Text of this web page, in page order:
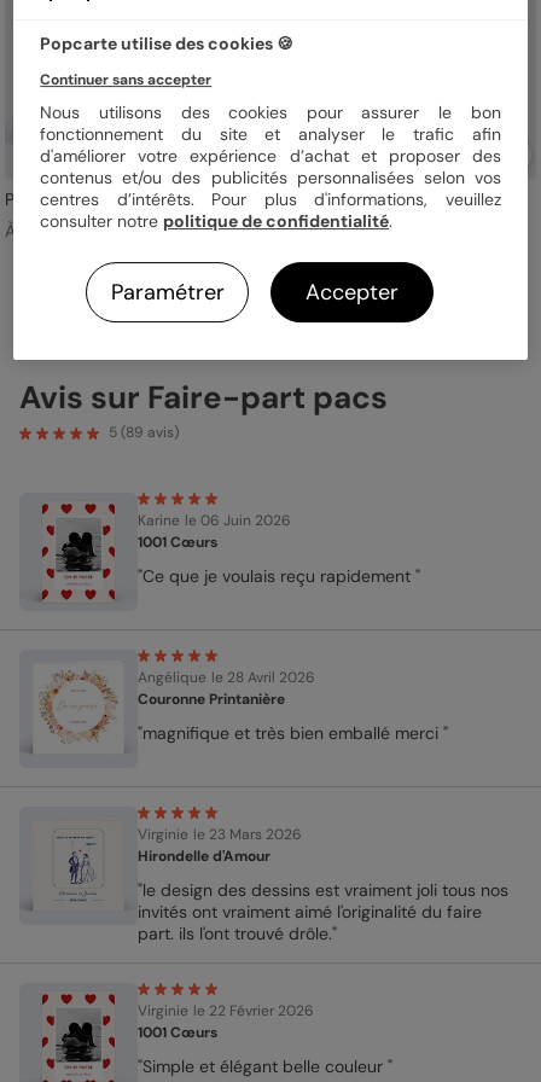
Pacs Illustré
À partir de 1,49 €
Cadre ocre eucalyptus
À partir de 1,75 €
1
Avis sur Faire-part pacs
5(89 avis)
Karine le 06 Juin 2026
1001 Cœurs
"Ce que je voulais reçu rapidement "
Angélique le 28 Avril 2026
Couronne Printanière
"magnifique et très bien emballé merci "
Virginie le 23 Mars 2026
Hirondelle d'Amour
"le design des dessins est vraiment joli tous nos
invités ont vraiment aimé l'originalité du faire
part. ils l'ont trouvé drôle."
Virginie le 22 Février 2026
1001 Cœurs
"Simple et élégant belle couleur "
Popcarte utilise des cookies 🍪
Continuer sans accepter
Nous utilisons des cookies pour assurer le bon
fonctionnement du site et analyser le trafic afin
d'améliorer votre expérience d’achat et proposer des
contenus et/ou des publicités personnalisées selon vos
centres d’intérêts. Pour plus d'informations, veuillez
consulter notre politique de confidentialité.
Paramétrer Accepter